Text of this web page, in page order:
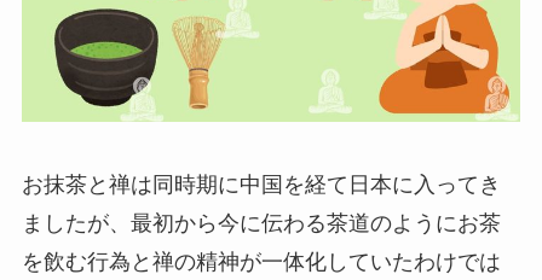
お抹茶と禅は同時期に中国を経て日本に入ってき
ましたが、最初から今に伝わる茶道のようにお茶
を飲む行為と禅の精神が一体化していたわけでは